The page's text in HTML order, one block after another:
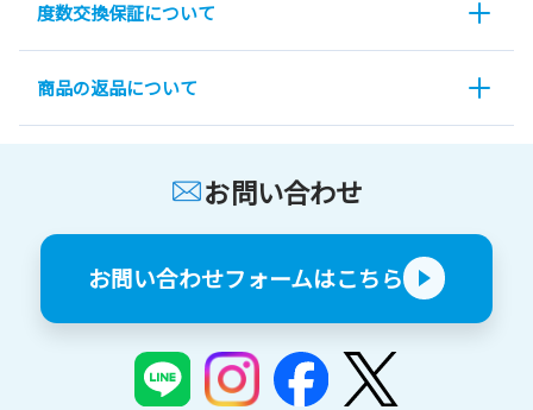
度数交換保証について
商品の返品について
お問い合わせ
お問い合わせフォームはこちら